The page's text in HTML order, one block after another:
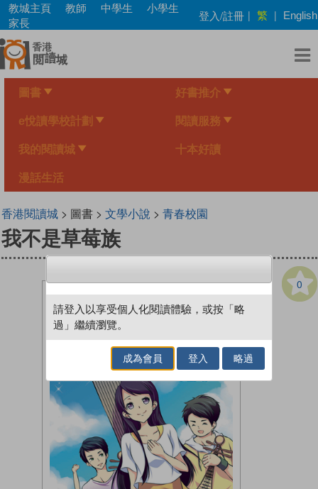
Skip
main
content
教城主頁 教師 中學生
小學生
家長
登入/註冊 | 繁 | English
圖書 好書推介
e悅讀學校計劃 閱讀服務
我的閱讀城 十本好讀
漫話生活
香港閱讀城> 圖書 > 文學小說 > 青春校園
我不是草莓族
0
請登入以享受個人化閱讀體驗，或按「略
過」繼續瀏覽。
成為會員 登入 略過